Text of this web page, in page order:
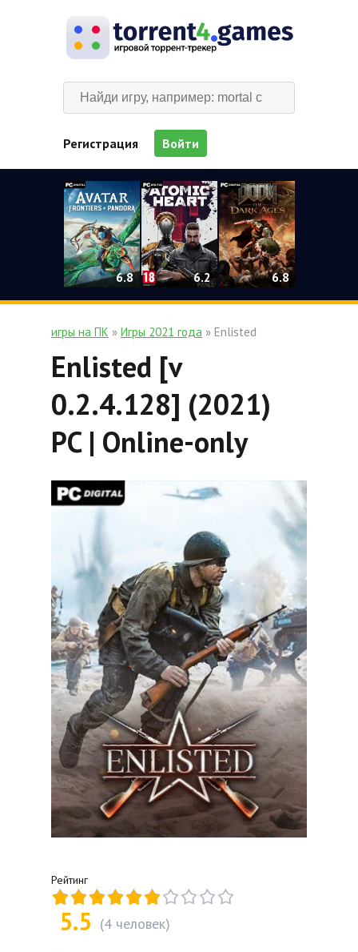
Регистрация Войти
6.8 6.2 6.8
игры на ПК » Игры 2021 года » Enlisted
Enlisted [v
0.2.4.128] (2021)
PC | Online-only
Рейтинг
5.5 (4 человек)